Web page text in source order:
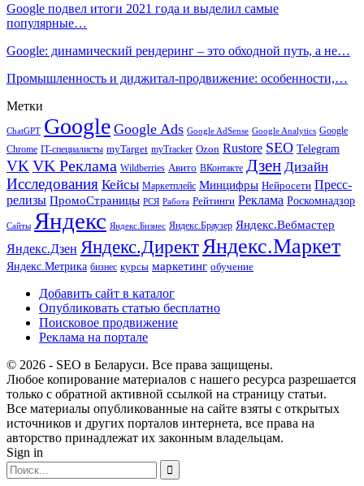
Google подвел итоги 2021 года и выделил самые
популярные…
Google: динамический рендеринг – это обходной путь, а не…
Промышленность и диджитал-продвижение: особенности,…
Метки
ChatGPT Google Google Ads Google AdSense Google Analytics Google
Chrome IT-специалисты myTarget myTracker Ozon Rustore SEO Telegram
VK VK Реклама Wildberries Авито ВКонтакте Дзен Дизайн
Исследования Кейсы Маркетплейс Минцифры Нейросети Пресс-
релизы ПромоСтраницы РСЯ Работа Рейтинги Реклама Роскомнадзор
Сайты Яндекс Яндекс.Бизнес Яндекс.Браузер Яндекс.Вебмастер
Яндекс.Дзен Яндекс.ДиректЯндекс.Маркет
Яндекс.Метрика бизнес курсы маркетинг обучение
Добавить сайт в каталог
Опубликовать статью бесплатно
Поисковое продвижение
Реклама на портале
© 2026 - SEO в Беларуси. Все права защищены.
Любое копирование материалов с нашего ресурса разрешается
только с обратной активной ссылкой на страницу статьи.
Все материалы опубликованные на сайте взяты с открытых
источников и других порталов интернета, все права на
авторство принадлежат их законным владельцам.
Sign in